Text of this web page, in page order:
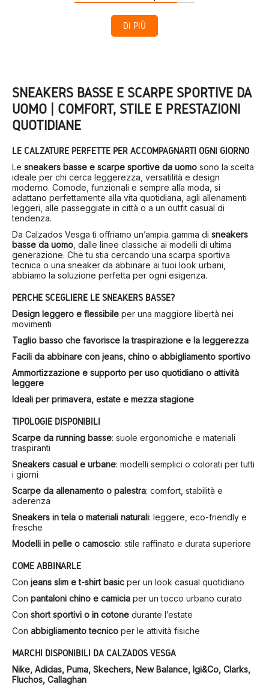
DI PIÙ
SNEAKERS BASSE E SCARPE SPORTIVE DA
UOMO | COMFORT, STILE E PRESTAZIONI
QUOTIDIANE
LE CALZATURE PERFETTE PER ACCOMPAGNARTI OGNI GIORNO
Le sneakers basse e scarpe sportive da uomo sono la scelta
ideale per chi cerca leggerezza, versatilità e design
moderno. Comode, funzionali e sempre alla moda, si
adattano perfettamente alla vita quotidiana, agli allenamenti
leggeri, alle passeggiate in città o a un outfit casual di
tendenza.
Da Calzados Vesga ti offriamo un’ampia gamma di sneakers
basse da uomo, dalle linee classiche ai modelli di ultima
generazione. Che tu stia cercando una scarpa sportiva
tecnica o una sneaker da abbinare ai tuoi look urbani,
abbiamo la soluzione perfetta per ogni esigenza.
PERCHÉ SCEGLIERE LE SNEAKERS BASSE?
Design leggero e flessibile per una maggiore libertà nei
movimenti
Taglio basso che favorisce la traspirazione e la leggerezza
Facili da abbinare con jeans, chino o abbigliamento sportivo
Ammortizzazione e supporto per uso quotidiano o attività
leggere
Ideali per primavera, estate e mezza stagione
TIPOLOGIE DISPONIBILI
Scarpe da running basse: suole ergonomiche e materiali
traspiranti
Sneakers casual e urbane: modelli semplici o colorati per tutti
i giorni
Scarpe da allenamento o palestra: comfort, stabilità e
aderenza
Sneakers in tela o materiali naturali: leggere, eco-friendly e
fresche
Modelli in pelle o camoscio: stile raffinato e durata superiore
COME ABBINARLE
Con jeans slim e t-shirt basic per un look casual quotidiano
Con pantaloni chino e camicia per un tocco urbano curato
Con short sportivi o in cotone durante l’estate
Con abbigliamento tecnico per le attività fisiche
MARCHI DISPONIBILI DA CALZADOS VESGA
Nike, Adidas, Puma, Skechers, New Balance, Igi&Co, Clarks,
Fluchos, Callaghan